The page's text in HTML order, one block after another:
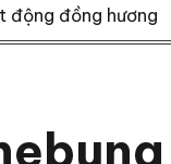
động đồng hương